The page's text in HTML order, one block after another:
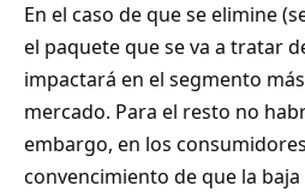
En el caso de que se elimine
el paquete que se va a tratar
impactará en el segmento
mercado. Para el resto no
embargo, en los
convencimiento de que la